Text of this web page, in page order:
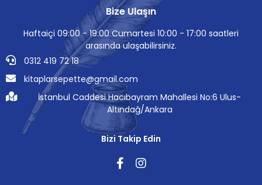
Bize Ulaşın
Haftaiçi 09:00 - 19:00 Cumartesi 10:00 - 17:00 saatleri
arasında ulaşabilirsiniz.
0312 419 72 18
kitaplarsepette@gmail.com
İstanbul Caddesi Hacıbayram Mahallesi No:6 Ulus-
Altındağ/Ankara
Bizi Takip Edin